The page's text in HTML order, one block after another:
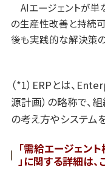
AIエージェントが単
の生産性改善と持続
後も実践的な解決策
（*1）ERPとは、
源計画）の略称で、
の考え方やシステム
「需給エージェン
」に関する詳細は、